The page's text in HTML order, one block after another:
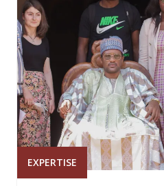
EXPERTISE